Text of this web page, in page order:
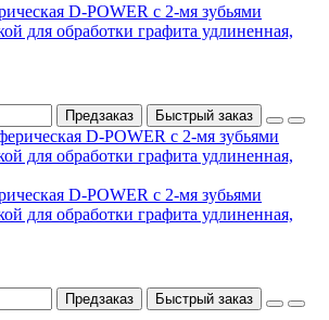
D-POWER с 2-мя зубьями
для обработки графита удлиненная,
Предзаказ Быстрый заказ
D-POWER с 2-мя зубьями
для обработки графита удлиненная,
Предзаказ Быстрый заказ